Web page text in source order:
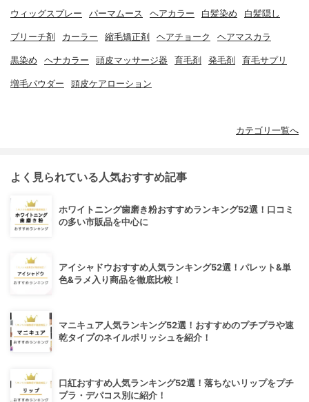
ウィッグスプレー パーマムース ヘアカラー 白髪染め 白髪隠し
ブリーチ剤 カーラー 縮毛矯正剤 ヘアチョーク ヘアマスカラ
黒染め ヘナカラー 頭皮マッサージ器 育毛剤 発毛剤 育毛サプリ
増毛パウダー 頭皮ケアローション
カテゴリ一覧へ
よく見られている人気おすすめ記事
ホワイトニング歯磨き粉おすすめランキング52選！口コミ
の多い市販品を中心に
アイシャドウおすすめ人気ランキング52選！パレット&単
色&ラメ入り商品を徹底比較！
マニキュア人気ランキング52選！おすすめのプチプラや速
乾タイプのネイルポリッシュを紹介！
口紅おすすめ人気ランキング52選！落ちないリップをプチ
プラ・デパコス別に紹介！